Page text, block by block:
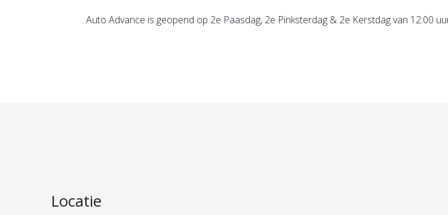
Auto Advance is geopend op 2e Paasdag, 2e Pinksterdag & 2e Kerstdag van 12.00
Locatie